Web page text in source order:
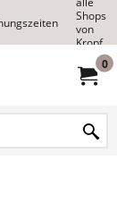
Shops
von
Kropf
0